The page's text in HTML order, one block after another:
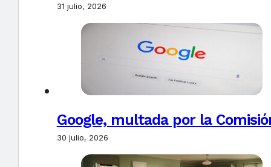
31 julio, 2026
Google, multada por la
30 julio, 2026